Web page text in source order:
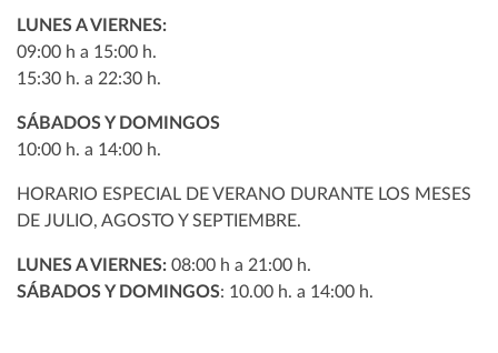
LUNES A VIERNES:
09:00 h a 15:00 h.
15:30 h. a 22:30 h.
SÁBADOS Y DOMINGOS
10:00 h. a 14:00 h.
HORARIO ESPECIAL DE VERANO DURANTE LOS MESES
DE JULIO, AGOSTO Y SEPTIEMBRE.
LUNES A VIERNES: 08:00 h a 21:00 h.
SÁBADOS Y DOMINGOS: 10.00 h. a 14:00 h.